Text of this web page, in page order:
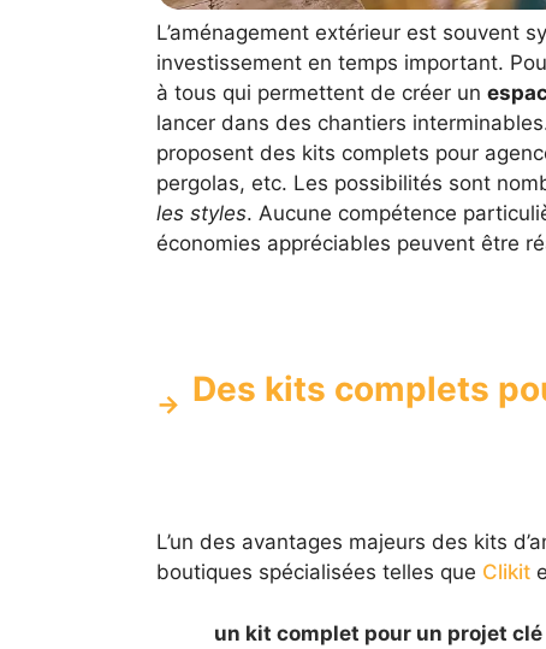
L’aménagement extérieur est souvent
investissement en temps important.
à tous qui permettent de créer un
lancer dans des chantiers
proposent des kits complets pour
pergolas, etc. Les possibilités sont
les styles. Aucune compétence
économies appréciables peuvent être
Des kits complets
L’un des avantages majeurs des kits
boutiques spécialisées telles que Clikit
un kit complet pour un projet clé